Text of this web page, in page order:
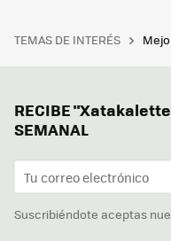
TEMAS DE INTERÉS
RECIBE
SEMANAL
Suscribiéndote aceptas